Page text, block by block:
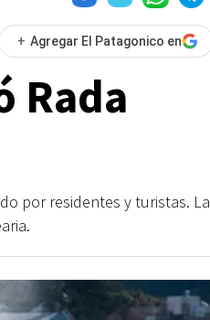
+ Agregar El Patagonico en
Rada
por residentes y turistas. La